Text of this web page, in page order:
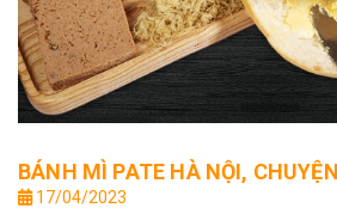
BÁNH MÌ PATE HÀ NỘI,
17/04/2023